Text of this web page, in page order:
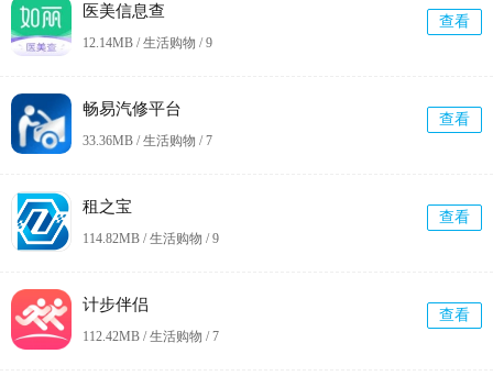
医美信息查
12.14MB / 生活购物 /9
查看
畅易汽修平台
33.36MB / 生活购物 /7
查看
租之宝
114.82MB / 生活购物 /9
查看
计步伴侣
112.42MB / 生活购物 /7
查看